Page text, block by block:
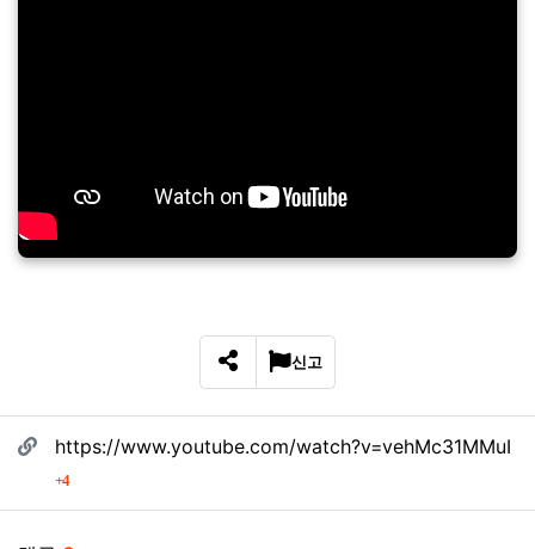
SNS 공유
신고
관련자료
https://www.youtube.com/watch?v=vehMc31MMuI
4회 연결